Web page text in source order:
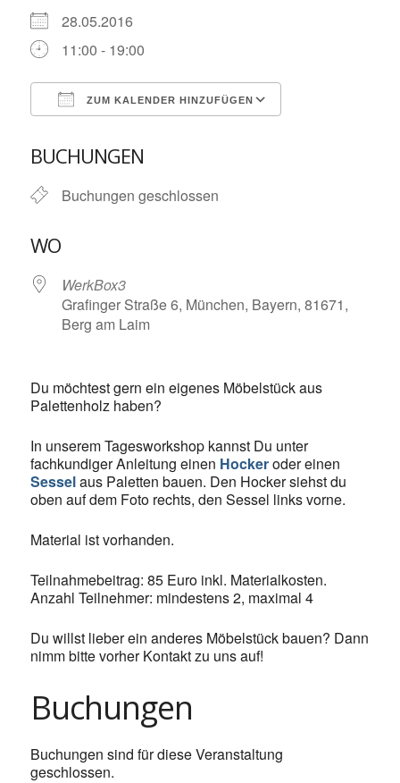
28.05.2016
11:00 - 19:00
ZUM KALENDER HINZUFÜGEN
BUCHUNGEN
Buchungen geschlossen
WO
WerkBox3
Grafinger Straße 6, München, Bayern, 81671,
Berg am Laim
Du möchtest gern ein eigenes Möbelstück aus
Palettenholz haben?
In unserem Tagesworkshop kannst Du unter
fachkundiger Anleitung einen Hockeroder einen
Sesselaus Paletten bauen. Den Hocker siehst du
oben auf dem Foto rechts, den Sessel links vorne.
Material ist vorhanden.
Teilnahmebeitrag: 85 Euro inkl. Materialkosten.
Anzahl Teilnehmer: mindestens 2, maximal 4
Du willst lieber ein anderes Möbelstück bauen? Dann
nimm bitte vorher Kontakt zu uns auf!
Buchungen
Buchungen sind für diese Veranstaltung
geschlossen.